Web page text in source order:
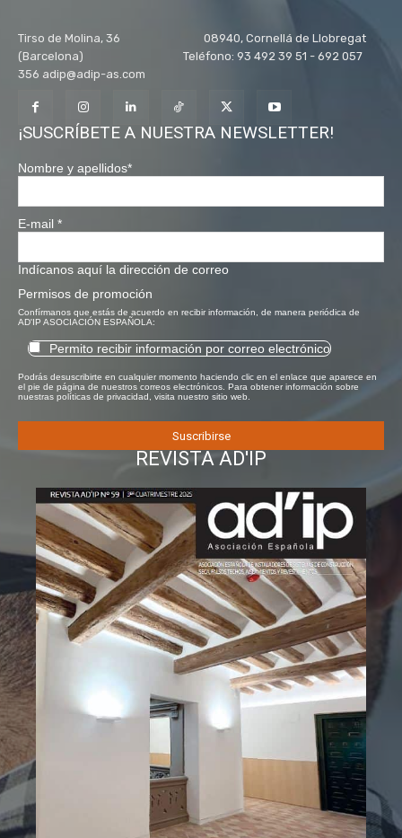
Tirso de Molina, 36 08940, Cornellá de Llobregat
(Barcelona) Teléfono: 93 492 39 51 - 692 057
356 adip@adip-as.com
¡SUSCRÍBETE A NUESTRA NEWSLETTER!
Nombre y apellidos*
E-mail *
Indícanos aquí la dirección de correo
Permisos de promoción
Confírmanos que estás de acuerdo en recibir información, de manera periódica de
AD'IP ASOCIACIÓN ESPAÑOLA:
Permito recibir información por correo electrónico
Podrás desuscribirte en cualquier momento haciendo clic en el enlace que aparece en
el pie de página de nuestros correos electrónicos. Para obtener información sobre
nuestras políticas de privacidad, visita nuestro sitio web.
REVISTA AD'IP